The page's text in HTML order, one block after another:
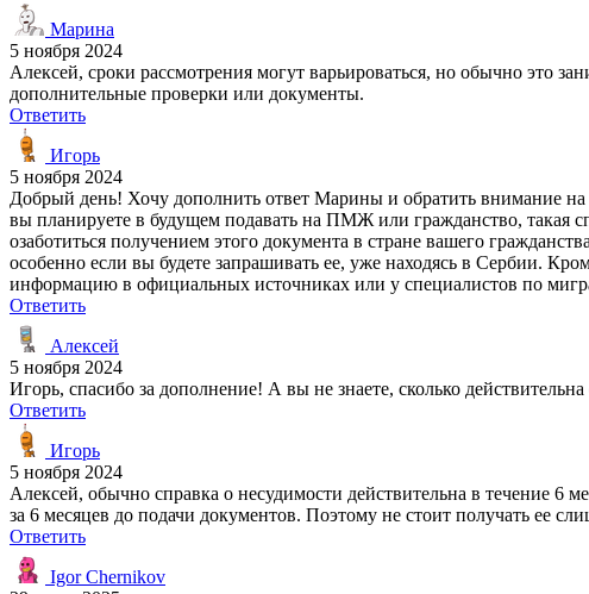
Марина
5 ноября 2024
Алексей, сроки рассмотрения могут варьироваться, но обычно это
дополнительные проверки или документы.
Ответить
Игорь
5 ноября 2024
Добрый день! Хочу дополнить ответ Марины и обратить внимание
вы планируете в будущем подавать на ПМЖ или гражданство, такая
озаботиться получением этого документа в стране вашего
особенно если вы будете запрашивать ее, уже находясь в Сербии.
информацию в официальных источниках или у специалистов по
Ответить
Алексей
5 ноября 2024
Игорь, спасибо за дополнение! А вы не знаете, сколько
Ответить
Игорь
5 ноября 2024
Алексей, обычно справка о несудимости действительна в течение
за 6 месяцев до подачи документов. Поэтому не стоит получать ее
Ответить
Igor Chernikov